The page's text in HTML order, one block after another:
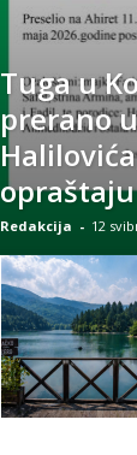
Tuga u
prerano
Redakcija - 12